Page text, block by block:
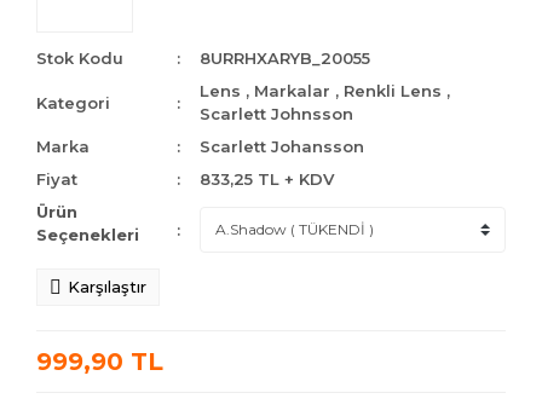
Stok Kodu 8URRHXARYB_20055
Kategori
Lens , Markalar , Renkli Lens ,
Scarlett Johnsson
Marka
Scarlett Johansson
Fiyat
833,25 TL + KDV
Ürün
Seçenekleri
Karşılaştır
999,90 TL